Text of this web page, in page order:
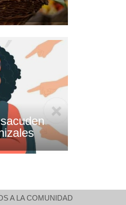
A LA COMUNIDAD